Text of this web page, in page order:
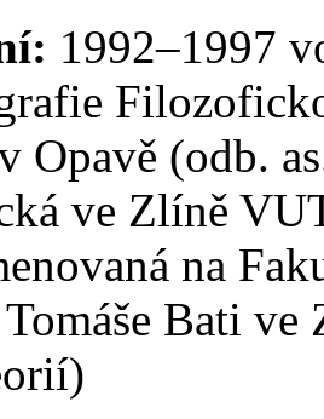
1992–1997
Opavě (odb.
ve Zlíně
na
Bati